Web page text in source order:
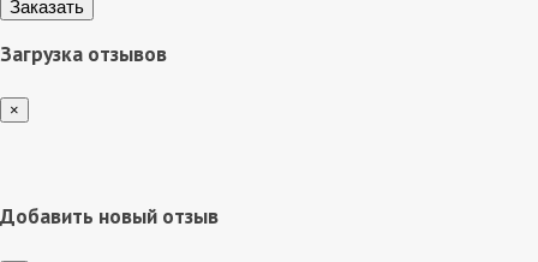
Загрузка отзывов
×
Добавить новый отзыв